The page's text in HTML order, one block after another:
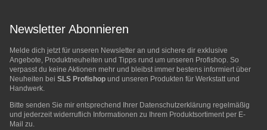
Newsletter Abonnieren
Melde dich jetzt für unseren Newsletter an und sichere dir exklusive
Angebote, Produktneuheiten und Tipps rund um unseren Profishop. So
verpasst du keine Aktionen mehr und bleibst immer bestens informiert über
Neuheiten bei SLS Profishop und unseren Produkten für Werkstatt und
Handwerk.
Bitte senden Sie mir entsprechend Ihrer Datenschutzerklärung regelmäßig
und jederzeit widerruflich Informationen zu Ihrem Produktsortiment per E-
Mail zu.